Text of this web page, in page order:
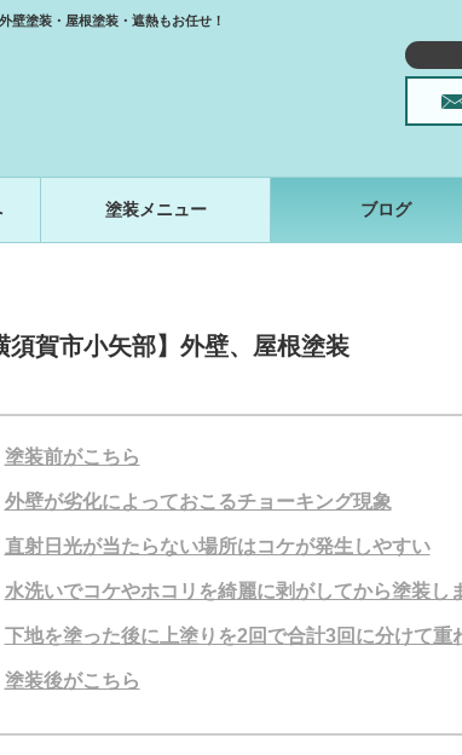
壁塗装・屋根塗装・遮熱もお任せ！
塗装メニュー ブログ
須賀市小矢部】外壁、屋根塗装
塗装前がこちら
外壁が劣化によっておこるチョーキング現象
直射日光が当たらない場所はコケが発生しやすい
水洗いでコケやホコリを綺麗に剥がしてから塗装し
下地を塗った後に上塗りを2回で合計3回に分けて重
塗装後がこちら